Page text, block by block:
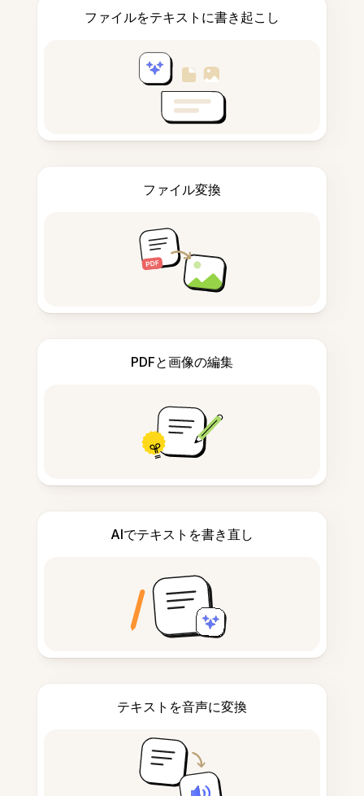
ファイルをテキストに書き起こし
ファイル変換
PDFと画像の編集
AIでテキストを書き直し
テキストを音声に変換